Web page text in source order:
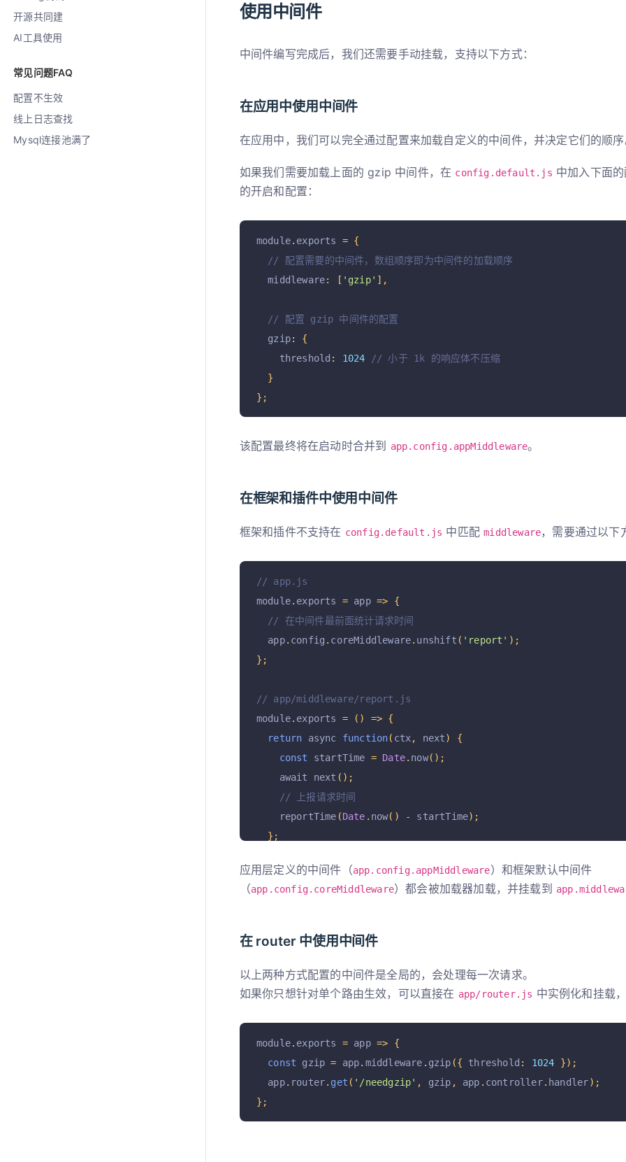
开源共同建
AI工具使用
常见问题FAQ
配置不生效
线上日志查找
Mysql连接池满了
// 设置 gzip body，修正响应头
    stream
. end body);
};
使用中间件
中间件编写完成后，我们还需要手动挂载，支持以下方式：
在应用中使用中间件
在应用中，我们可以完全通过配置来加载自定义的中间件，并决定它们的顺
如果我们需要加载上面的 gzip 中间件，在 config.default.js 中加入下面
的开启和配置：
module. exports = {
// 配置需要的中间件，数组顺序即为中间件的加载顺序
  middleware
: [ 'gzip' ],
// 配置 gzip 中间件的配置
  gzip
:
{
    threshold
: 1024
// 小于 1k 的响应体不压缩
}
};
该配置最终将在启动时合并到 app.config.appMiddleware。
在框架和插件中使用中间件
框架和插件不支持在 config.default.js 中匹配middleware，需要通过以下
// app.js
module. exports = app =>
{
// 在中间件最前面统计请求时间
  app
. config . coreMiddleware. unshift ( 'report' );
};
// app/middleware/report.js
module. exports = () => {
return async function( ctx, next)
{
const
startTime = Date. now();
    await next
();
// 上报请求时间
    reportTime
(Date . now() - startTime);
};
应用层定义的中间件（app.config.appMiddleware）和框架默认中间件
（app.config.coreMiddleware）都会被加载器加载，并挂载到
在 router 中使用中间件
以上两种方式配置的中间件是全局的，会处理每一次请求。
如果你只想针对单个路由生效，可以直接在 app/router.js 中实例化和挂载
module. exports = app =>
{
const gzip = app. middleware . gzip ({ threshold : 1024
});
  app
. router. get ( '/needgzip' , gzip , app . controller. handler);
};